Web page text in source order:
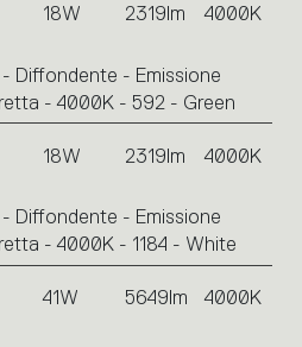
18W 2319lm 4000K
Diffondente - Emissione
- 4000K - 592 - Green
18W 2319lm 4000K
Diffondente - Emissione
- 4000K - 1184 - White
41W 5649lm 4000K